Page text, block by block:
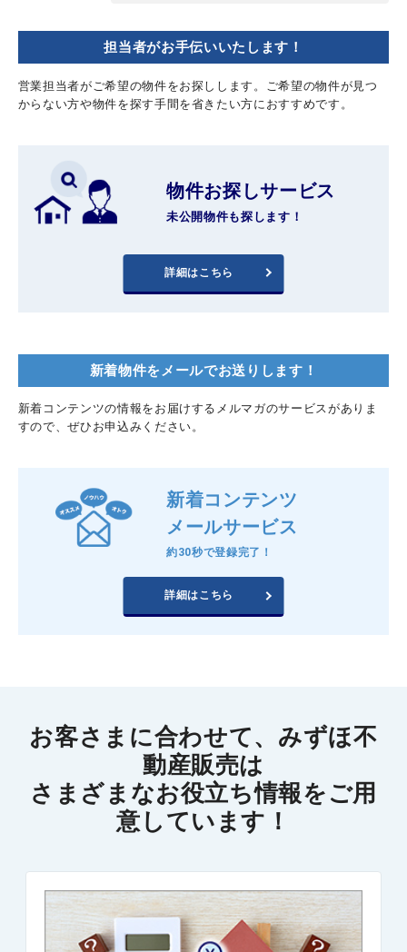
担当者がお手伝いいたします！
営業担当者がご希望の物件をお探しします。ご希望の物件が見つ
からない方や物件を探す手間を省きたい方におすすめです。
物件お探しサービス
未公開物件も探します！
詳細はこちら
新着物件をメールでお送りします！
新着コンテンツの情報をお届けするメルマガのサービスがありま
すので、ぜひお申込みください。
新着コンテンツ
メールサービス
約30秒で登録完了！
詳細はこちら
お客さまに合わせて、みずほ不
動産販売は
さまざまなお役立ち情報をご用
意しています！